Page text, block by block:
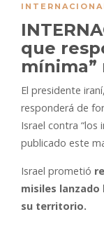
que
mínima”
El presidente
responderá de
Israel contra “los
publicado este
Israel prometió
misiles lanzado
su territorio.